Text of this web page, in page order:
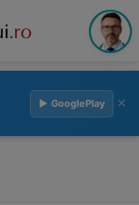
▶ GooglePlay ×